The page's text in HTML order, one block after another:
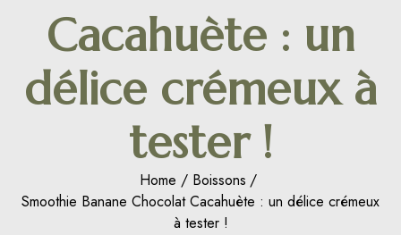
Cacahuète : un
délice crémeux à
tester !
Home
Boissons
Smoothie Banane Chocolat Cacahuète : un délice crémeux
à tester !